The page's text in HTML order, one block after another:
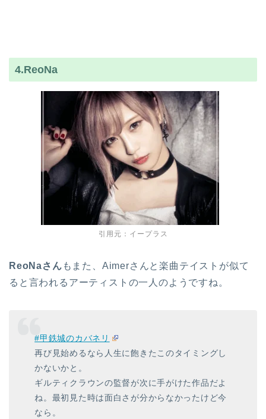
4.ReoNa
引用元：イープラス
ReoNaさん もまた、Aimerさんと楽曲テイストが似て
ると言われるアーティストの一人のようですね。
#甲鉄城のカバネリ
再び見始めるなら人生に飽きたこのタイミングし
かないかと。
ギルティクラウンの監督が次に手がけた作品だよ
ね。最初見た時は面白さが分からなかったけど今
なら。